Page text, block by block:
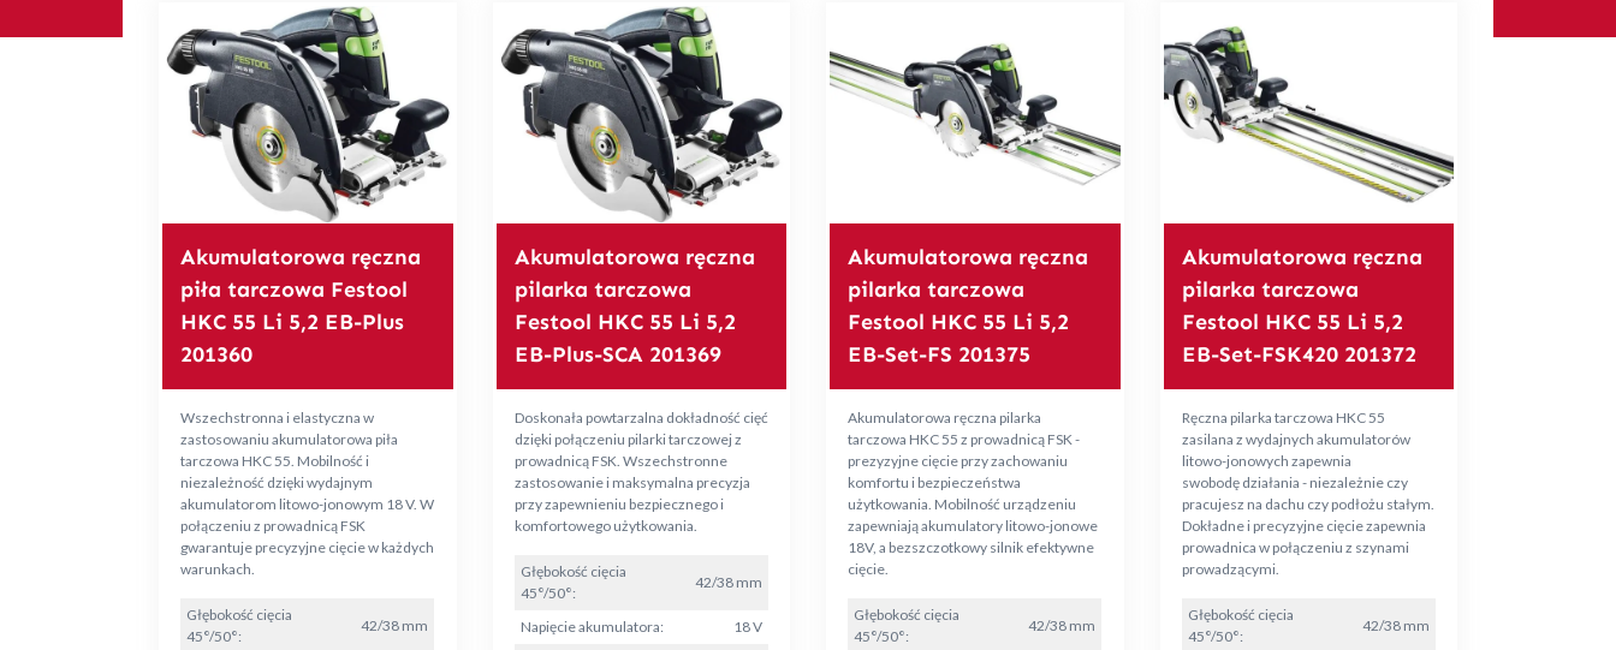
Akumulatorowa ręczna
piła tarczowa Festool
HKC 55 Li 5,2 EB-Plus
201360
Wszechstronna i elastyczna w
zastosowaniu akumulatorowa piła
tarczowa HKC 55. Mobilność i
niezależność dzięki wydajnym
akumulatorom litowo-jonowym 18 V. W
połączeniu z prowadnicą FSK
gwarantuje precyzyjne cięcie w każdych
warunkach.
Głębokość cięcia
45°/50°:
42/38 mm
Akumulatorowa ręczna
pilarka tarczowa
Festool HKC 55 Li 5,2
EB-Plus-SCA 201369
Doskonała powtarzalna dokładność cięć
dzięki połączeniu pilarki tarczowej z
prowadnicą FSK. Wszechstronne
zastosowanie i maksymalna precyzja
przy zapewnieniu bezpiecznego i
komfortowego użytkowania.
Głębokość cięcia
45°/50°:
42/38 mm
Napięcie akumulatora:
18 V
Akumulatorowa ręczna
pilarka tarczowa
Festool HKC 55 Li 5,2
EB-Set-FS 201375
Akumulatorowa ręczna pilarka
tarczowa HKC 55 z prowadnicą FSK -
prezyzyjne cięcie przy zachowaniu
komfortu i bezpieczeństwa
użytkowania. Mobilność urządzeniu
zapewniają akumulatory litowo-jonowe
18V, a bezszczotkowy silnik efektywne
cięcie.
Głębokość cięcia
45°/50°:
42/38 mm
Akumulatorowa ręczna
pilarka tarczowa
Festool HKC 55 Li 5,2
EB-Set-FSK420 201372
Ręczna pilarka tarczowa HKC 55
zasilana z wydajnych akumulatorów
litowo-jonowych zapewnia
swobodę działania - niezależnie czy
pracujesz na dachu czy podłożu stałym.
Dokładne i precyzyjne cięcie zapewnia
prowadnica w połączeniu z szynami
prowadzącymi.
Głębokość cięcia
45°/50°:
42/38 mm